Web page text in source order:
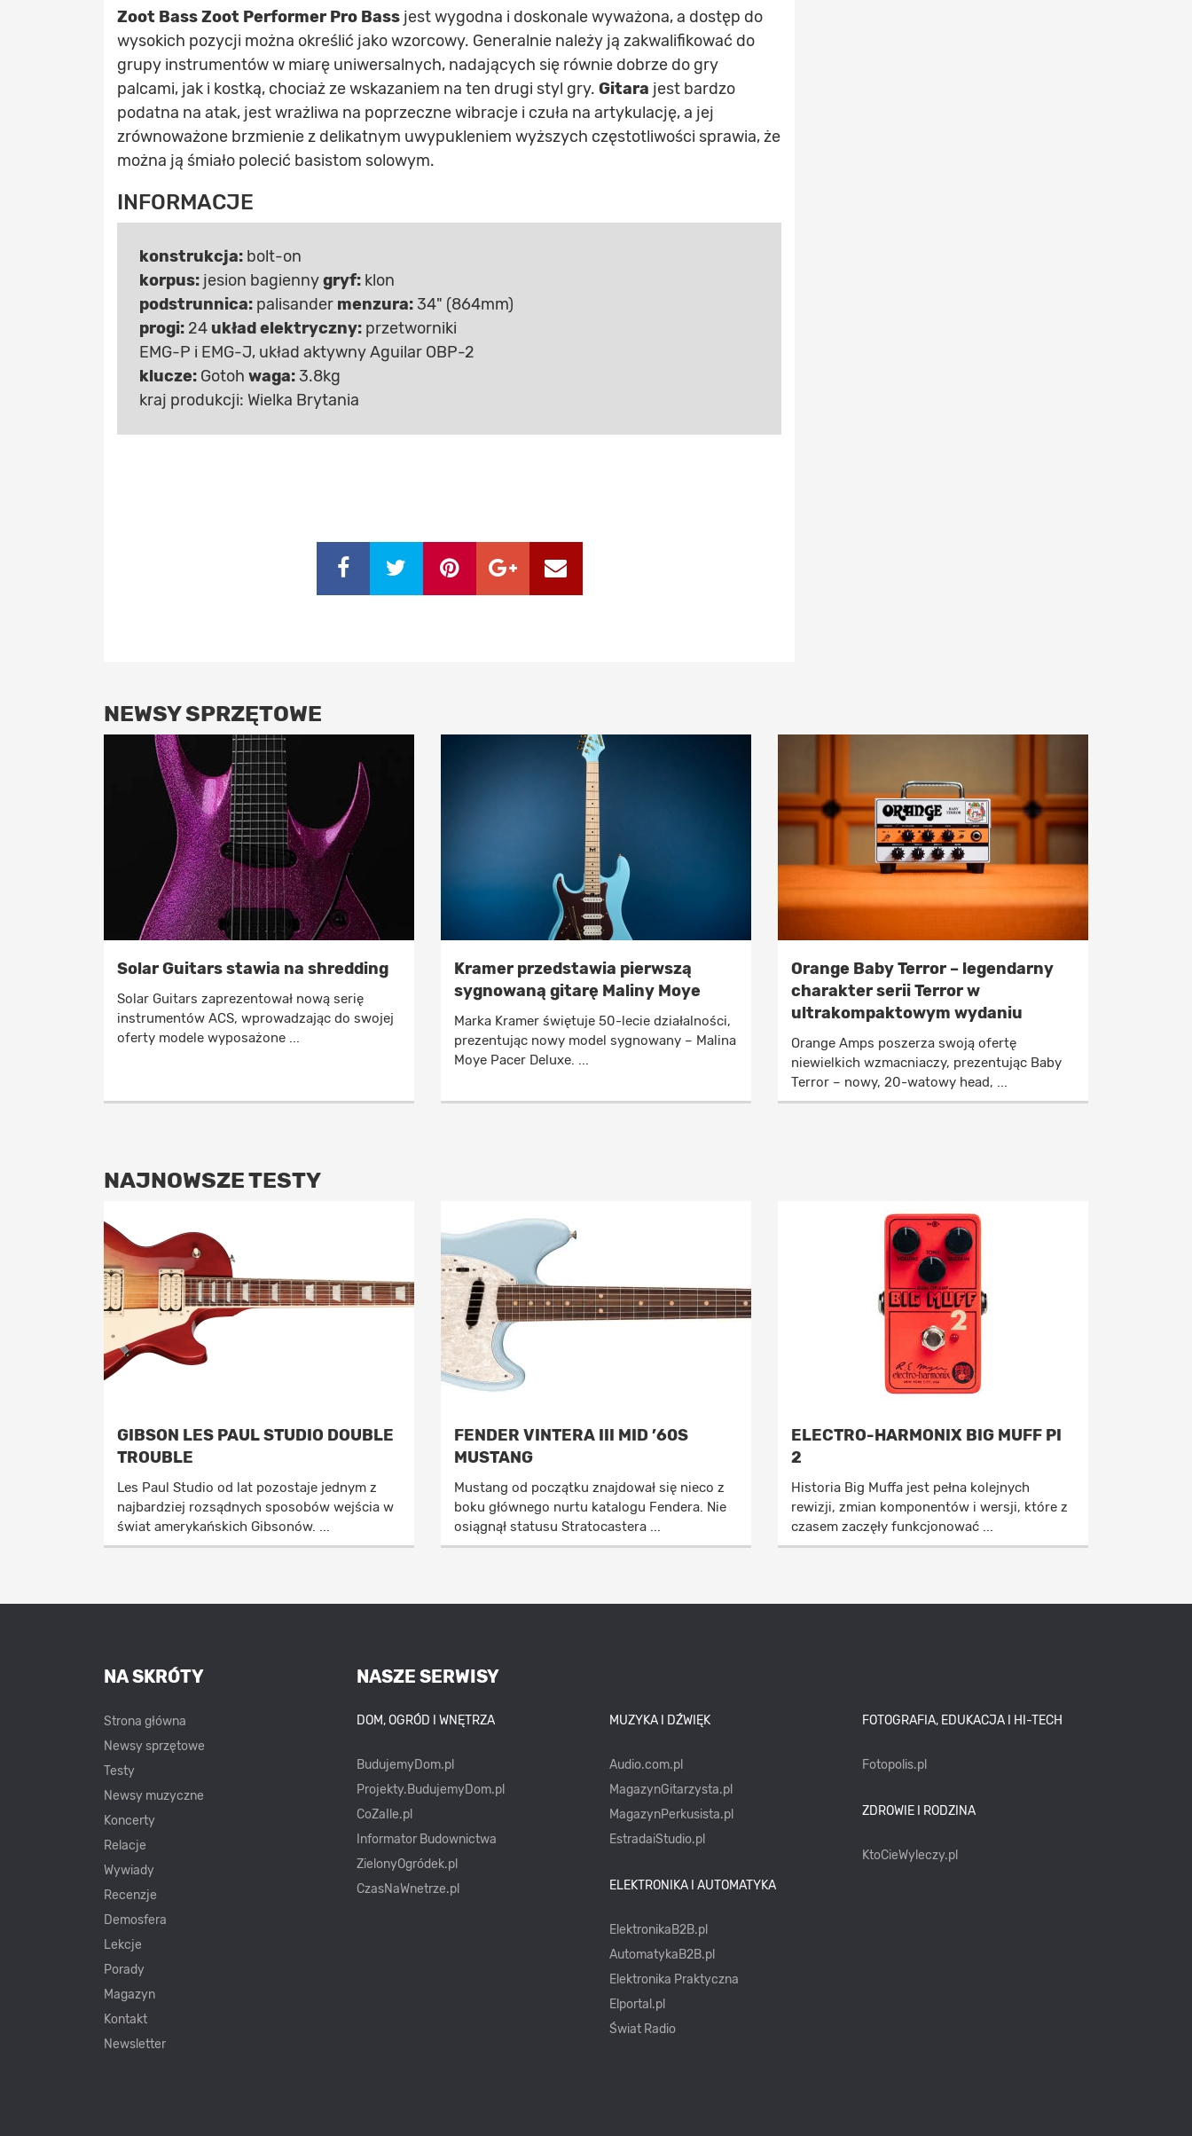
Zoot Bass Zoot Performer Pro Bass jest wygodna i doskonale wyważona, a dostęp do
wysokich pozycji można określić jako wzorcowy. Generalnie należy ją zakwalifikować do
grupy instrumentów w miarę uniwersalnych, nadających się równie dobrze do gry
palcami, jak i kostką, chociaż ze wskazaniem na ten drugi styl gry. Gitara jest bardzo
podatna na atak, jest wrażliwa na poprzeczne wibracje i czuła na artykulację, a jej
zrównoważone brzmienie z delikatnym uwypukleniem wyższych częstotliwości sprawia, że
można ją śmiało polecić basistom solowym.
INFORMACJE
konstrukcja: bolt-on
korpus: jesion bagiennygryf: klon
podstrunnica: palisander menzura: 34" (864mm)
progi: 24 układ elektryczny: przetworniki
EMG-P i EMG-J, układ aktywny Aguilar OBP-2
klucze: Gotoh waga: 3.8kg
kraj produkcji: Wielka Brytania
NEWSY SPRZĘTOWE
Solar Guitars stawia na shredding
Solar Guitars zaprezentował nową serię
instrumentów ACS, wprowadzając do swojej
oferty modele wyposażone ...
Kramer przedstawia pierwszą
sygnowaną gitarę Maliny Moye
Marka Kramer świętuje 50-lecie działalności,
prezentując nowy model sygnowany – Malina
Moye Pacer Deluxe. ...
Orange Baby Terror – legendarny
charakter serii Terror w
ultrakompaktowym wydaniu
Orange Amps poszerza swoją ofertę
niewielkich wzmacniaczy, prezentując Baby
Terror – nowy, 20-watowy head, ...
NAJNOWSZE TESTY
GIBSON LES PAUL STUDIO DOUBLE
TROUBLE
Les Paul Studio od lat pozostaje jednym z
najbardziej rozsądnych sposobów wejścia w
świat amerykańskich Gibsonów. ...
FENDER VINTERA III MID ’60S
MUSTANG
Mustang od początku znajdował się nieco z
boku głównego nurtu katalogu Fendera. Nie
osiągnął statusu Stratocastera ...
ELECTRO-HARMONIX BIG MUFF PI
2
Historia Big Muffa jest pełna kolejnych
rewizji, zmian komponentów i wersji, które z
czasem zaczęły funkcjonować ...
NASZE SERWISY
DOM, OGRÓD I WNĘTRZA
BudujemyDom.pl
Projekty.BudujemyDom.pl
CoZaIle.pl
Informator Budownictwa
ZielonyOgródek.pl
CzasNaWnetrze.pl
MUZYKA I DŹWIĘK
Audio.com.pl
MagazynGitarzysta.pl
MagazynPerkusista.pl
EstradaiStudio.pl
ELEKTRONIKA I AUTOMATYKA
ElektronikaB2B.pl
AutomatykaB2B.pl
Elektronika Praktyczna
Elportal.pl
Świat Radio
FOTOGRAFIA, EDUKACJA I HI-TECH
Fotopolis.pl
ZDROWIE I RODZINA
KtoCieWyleczy.pl
NA SKRÓTY
Strona główna
Newsy sprzętowe
Testy
Newsy muzyczne
Koncerty
Relacje
Wywiady
Recenzje
Demosfera
Lekcje
Porady
Magazyn
Kontakt
Newsletter